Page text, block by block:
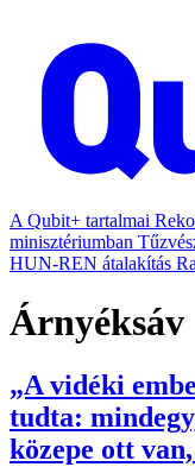
A Qubit+ tartalmai
minisztériumban
HUN-REN átalakítás
Árnyéksáv
„A vidéki
tudta:
közepe ott